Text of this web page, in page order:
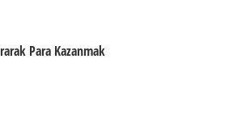
Para Kazanmak